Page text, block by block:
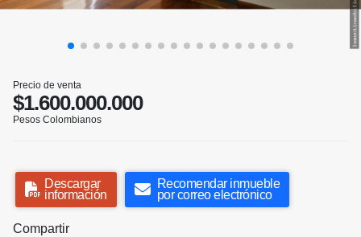
Precio de venta
$1.600.000.000
Pesos Colombianos
Descargar
información
Recomendar inmueble
por correo electrónico
Compartir